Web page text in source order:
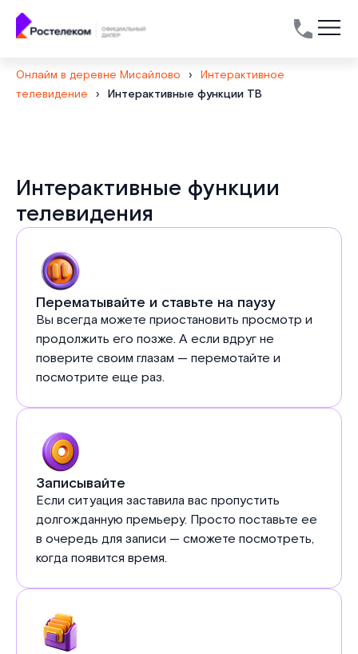
Онлайм в деревне Мисайлово ›
Интерактивное
телевидение
› Интерактивные функции ТВ
Интерактивные функции
телевидения
Перематывайте и ставьте на паузу
Вы всегда можете приостановить просмотр и
продолжить его позже. А если вдруг не
поверите своим глазам — перемотайте и
посмотрите еще раз.
Записывайте
Если ситуация заставила вас пропустить
долгожданную премьеру. Просто поставьте ее
в очередь для записи — сможете посмотреть,
когда появится время.